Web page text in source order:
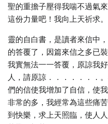
聖的重擔子壓得我喘不過氣
這份力量吧！我向上天祈求。
靈的自白書，是讀者來信中
的答覆了，因篇來信之多已
我實無法一一答覆，原諒我
人，請原諒．．．．．．．
們的信使我增加了自信，使
非常的多，我經常為這些痛
到快樂，求上天照臨，使人